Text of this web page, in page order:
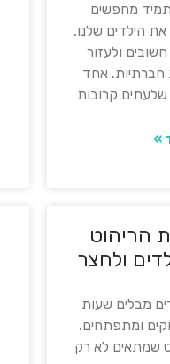
תמיד מחפשים
הילדים שלנו,
ולעזור
חברתיות. אחד
קרובות
»
הריהוט
ולחצר
מבלים שעות
ומתפתחים.
שמתאים לא רק